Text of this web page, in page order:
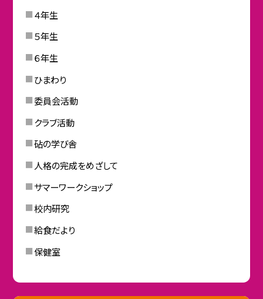
４年生
５年生
６年生
ひまわり
委員会活動
クラブ活動
砧の学び舎
人格の完成をめざして
サマーワークショップ
校内研究
給食だより
保健室